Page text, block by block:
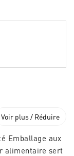
Voir plus / Réduire
Emballage aux
alimentaire sert